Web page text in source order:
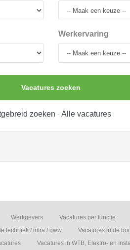
Werkervaring
Vacatures zoeken
zoeken - Alle vacatures
Werkgevers Vacatures per functie
techniek / infra / gww
Vacatures in de
Vacatures in WTB, Elektro- en